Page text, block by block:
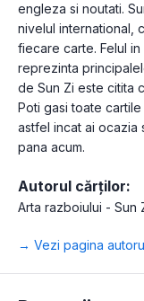
engleza si noutati.
nivelul international,
fiecare carte. Felul
reprezinta
de Sun Zi este citita
Poti gasi toate
astfel incat ai ocazia
pana acum.
Autorul cărților:
Arta razboiului - Sun
→ Vezi pagina